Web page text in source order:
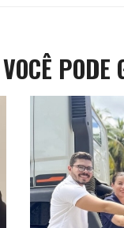
VOCÊ PODE